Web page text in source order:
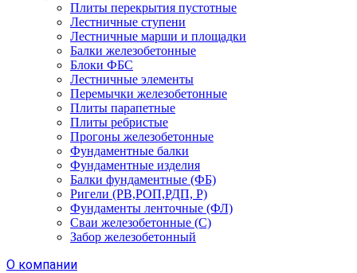
Плиты перекрытия пустотные
Лестничные ступени
Лестничные марши и площадки
Балки железобетонные
Блоки ФБС
Лестничные элементы
Перемычки железобетонные
Плиты парапетные
Плиты ребристые
Прогоны железобетонные
Фундаментные балки
Фундаментные изделия
Балки фундаментные (ФБ)
Ригели (РВ,РОП,РДП, Р)
Фундаменты ленточные (ФЛ)
Сваи железобетонные (С)
Забор железобетонный
О компании